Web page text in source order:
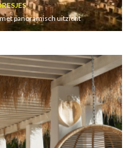
panoramisch uitzicht